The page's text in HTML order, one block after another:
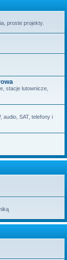
proste projekty.
stacje lutownicze,
SAT, telefony i